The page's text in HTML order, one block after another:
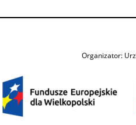
Organizator: